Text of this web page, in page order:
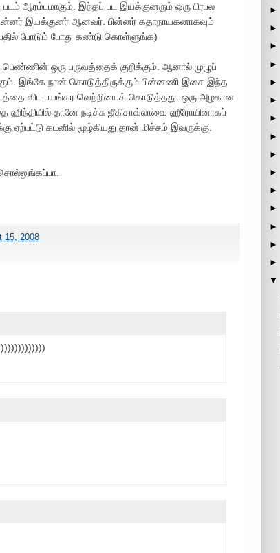
ஆரம்பமாகும். இந்தப் பட இயக்குனரும் ஒரு பிரபல
இயக்குனர் ஆனவர். பின்னர் கதாநாயகனாகவும்
பதில் போடும் போது கண்டு கொள்ளுங்க)
ஒரு பருவத்தைக் குறிக்கும். ஆனால் முழுப்
இங்கே நான் கொடுத்திருக்கும் பின்னணி இசை இந்த
விட பயங்கர வெற்றியைக் கொடுத்தது. ஒரு அழகான
ஹிந்தியில் தானே நடிச்சு ஜீகிசாவ்லாவை ஹீரோயினாகப்
கடனில் மூழ்கியது தான் மிச்சம் இவருக்கு.
15, 2008
►
►
►
►
►
►
►
►
►
►
►
►
►
►
►
▼